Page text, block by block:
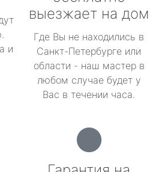
и
выезжает на дом
Где Вы не находились в
Санкт-Петербурге или
области - наш мастер в
любом случае будет у
Вас в течении часа.